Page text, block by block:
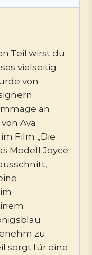
Teil wirst du
vielseitig
von
an
Ava
Film „Die
Modell Joyce
zu
sorgt für eine